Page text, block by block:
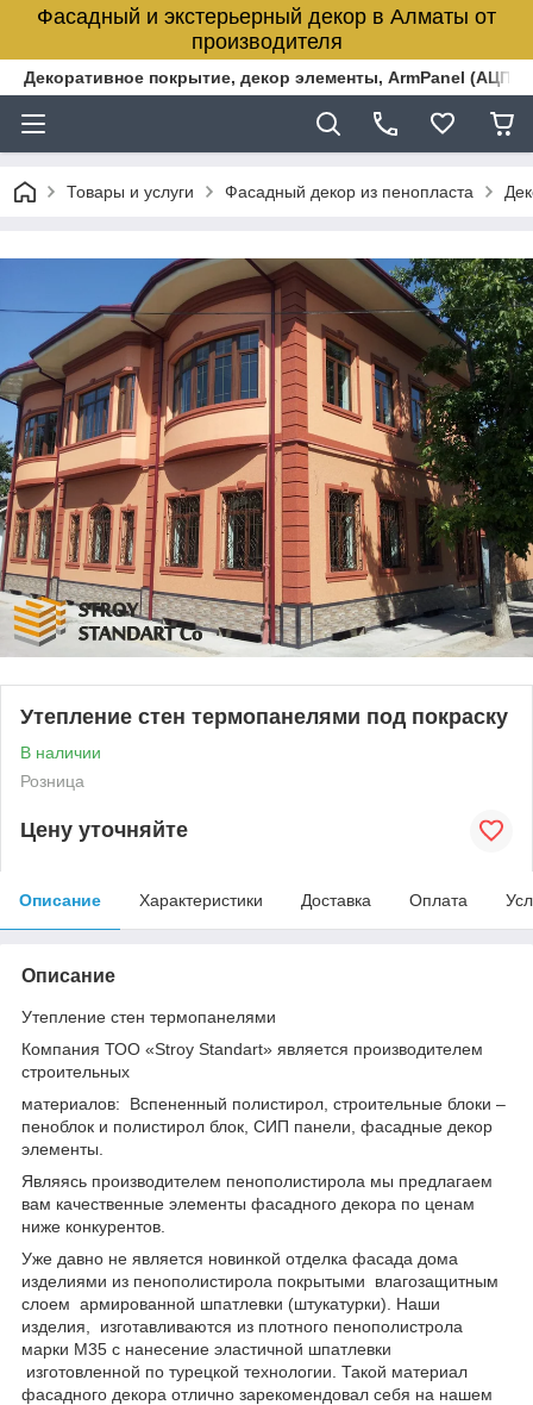
Фасадный и экстерьерный декор в Алматы от
производителя
Декоративное покрытие, декор элементы, ArmPanel
Товары и услуги Фасадный декор из пенопласта
Утепление стен термопанелями под покраску
В наличии
Розница
Цену уточняйте
Описание Характеристики Доставка Оплата
Описание
Утепление стен термопанелями
Компания ТОО «Stroy Standart» является производителем
строительных
материалов: Вспененный полистирол, строительные блоки –
пеноблок и полистирол блок, СИП панели, фасадные декор
элементы.
Являясь производителем пенополистирола мы предлагаем
вам качественные элементы фасадного декора по ценам
ниже конкурентов.
Уже давно не является новинкой отделка фасада дома
изделиями из пенополистирола покрытыми влагозащитным
слоем армированной шпатлевки (штукатурки). Наши
изделия, изготавливаются из плотного пенополистрола
марки М35 с нанесение эластичной шпатлевки
изготовленной по турецкой технологии. Такой материал
фасадного декора отлично зарекомендовал себя на нашем